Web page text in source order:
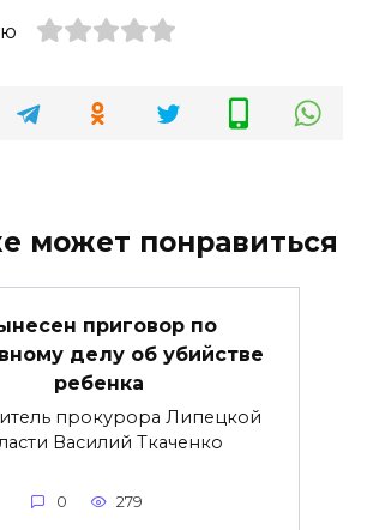
может понравиться
приговор по
делу об убийстве
ребенка
прокурора Липецкой
Василий Ткаченко
0 279